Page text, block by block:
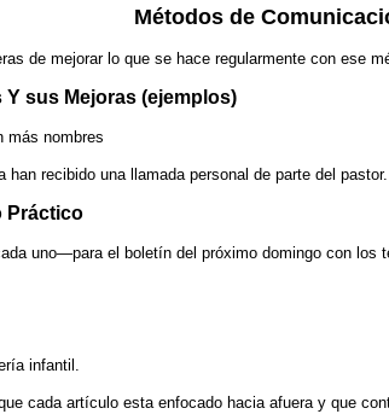
Métodos de
de mejorar lo que se hace regularmente con ese
sus Mejoras (ejemplos)
más nombres
recibido una llamada personal de parte del pastor.
Práctico
uno—para el boletín del próximo domingo con los
infantil.
cada artículo esta enfocado hacia afuera y que